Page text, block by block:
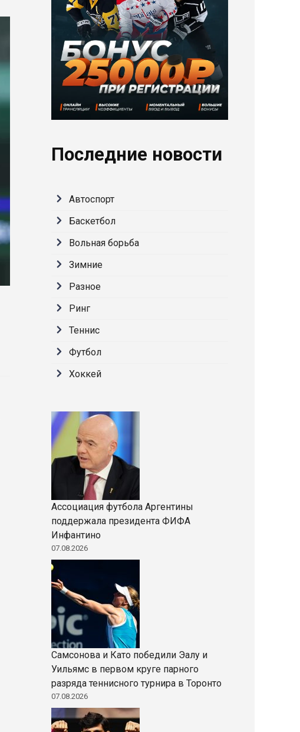
Последние новости
Автоспорт
Баскетбол
Вольная борьба
Зимние
Разное
Ринг
Теннис
Футбол
Хоккей
Ассоциация футбола Аргентины
поддержала президента ФИФА
Инфантино
07.08.2026
Самсонова и Като победили Эалу и
Уильямс в первом круге парного
разряда теннисного турнира в Торонто
07.08.2026